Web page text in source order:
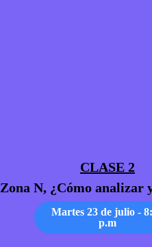
CLASE 2
Zona N, ¿Cómo analizar
Martes 23 de julio -
p.m